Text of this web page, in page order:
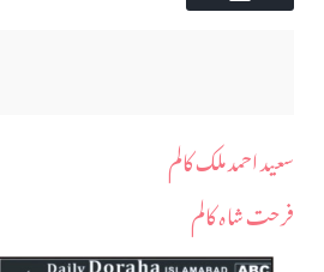
سعید احمد ملک کالم
فرحت شاہ کالم